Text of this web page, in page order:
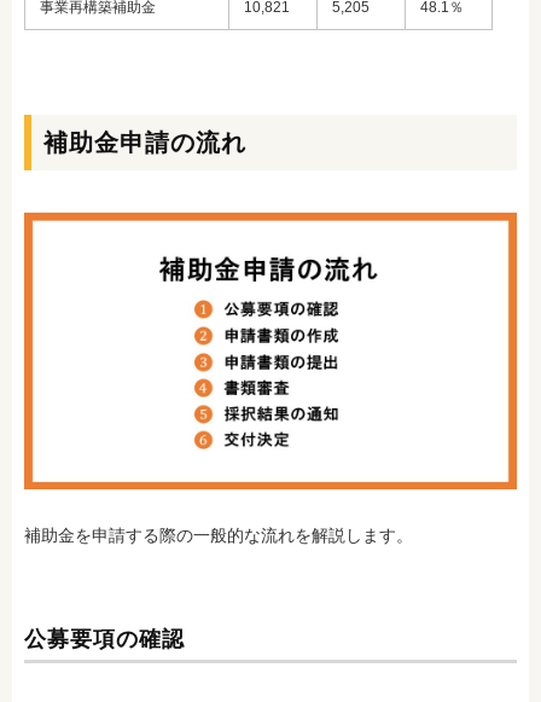
事業再構築補助金 10,821 5,205 48.1％
補助金申請の流れ
補助金を申請する際の一般的な流れを解説します。
公募要項の確認